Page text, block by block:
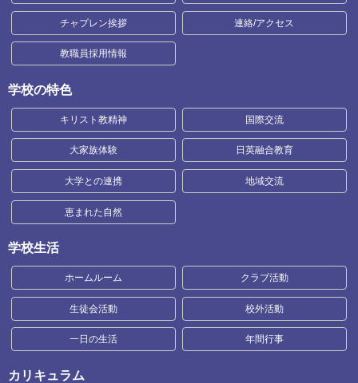
チャプレン挨拶 連絡/アクセス
教職員採用情報
学校の特色
キリスト教精神 国際交流
大家族体験 日英融合教育
大学との連携 地域交流
恵まれた自然
学校生活
ホームルーム クラブ活動
生徒会活動 校外活動
一日の生活 年間行事
カリキュラム